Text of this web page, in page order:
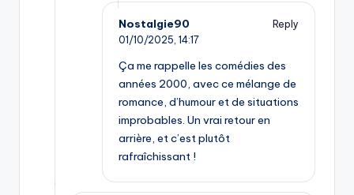
Nostalgie90
Reply
01/10/2025, 14:17
Ça me rappelle les comédies des
années 2000, avec ce mélange de
romance, d’humour et de situations
improbables. Un vrai retour en
arrière, et c’est plutôt
rafraîchissant !